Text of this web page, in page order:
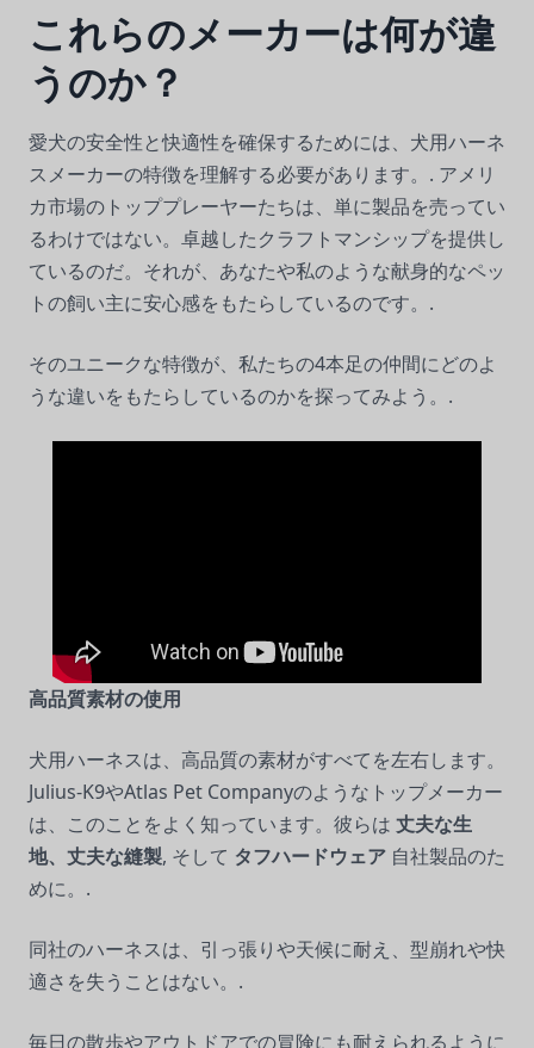
これらのメーカーは何が違
うのか？
愛犬の安全性と快適性を確保するためには、犬用ハーネ
スメーカーの特徴を理解する必要があります。. アメリ
カ市場のトッププレーヤーたちは、単に製品を売ってい
るわけではない。卓越したクラフトマンシップを提供し
ているのだ。それが、あなたや私のような献身的なペッ
トの飼い主に安心感をもたらしているのです。.
そのユニークな特徴が、私たちの4本足の仲間にどのよ
うな違いをもたらしているのかを探ってみよう。.
高品質素材の使用
犬用ハーネスは、高品質の素材がすべてを左右します。
Julius-K9やAtlas Pet Companyのようなトップメーカー
は、このことをよく知っています。彼らは 丈夫な生
地、丈夫な縫製, そして タフハードウェア 自社製品のた
めに。.
同社のハーネスは、引っ張りや天候に耐え、型崩れや快
適さを失うことはない。.
毎日の散歩やアウトドアでの冒険にも耐えられるように